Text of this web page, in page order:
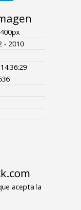
- 2010
acepta la